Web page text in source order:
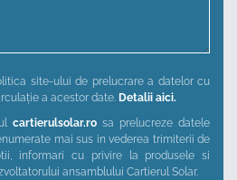
site-ului de prelucrare a datelor cu
a acestor date. Detalii aici.
cartierulsolar.rosa prelucreze datele
mai sus in vederea trimiterii de
informari cu privire la produsele si
ansamblului Cartierul Solar.